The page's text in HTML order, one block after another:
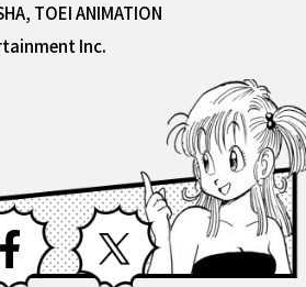
TOEI ANIMATION
Inc.
Facebook X